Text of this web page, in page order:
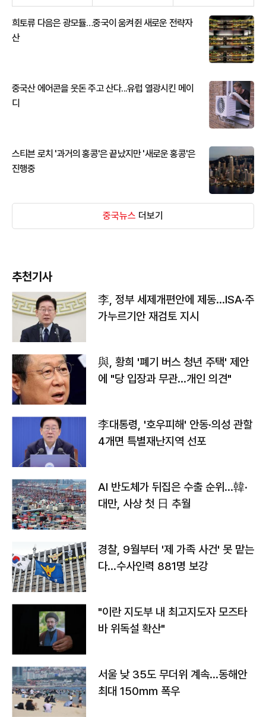
희토류 다음은 광모듈…중국이 움켜쥔 새로운 전략자
산
중국산 에어콘을 웃돈 주고 산다...유럽 열광시킨 메이
디
스티븐 로치 '과거의 홍콩'은 끝났지만 '새로운 홍콩'은
진행중
중국뉴스 더보기
추천기사
李, 정부 세제개편안에 제동…ISA·주
가누르기안 재검토 지시
與, 황희 '폐기 버스 청년 주택' 제안
에 "당 입장과 무관…개인 의견"
李대통령, '호우피해' 안동·의성 관할
4개면 특별재난지역 선포
AI 반도체가 뒤집은 수출 순위…韓·
대만, 사상 첫 日 추월
경찰, 9월부터 '제 가족 사건' 못 맡는
다…수사인력 881명 보강
"이란 지도부 내 최고지도자 모즈타
바 위독설 확산"
서울 낮 35도 무더위 계속…동해안
최대 150㎜ 폭우